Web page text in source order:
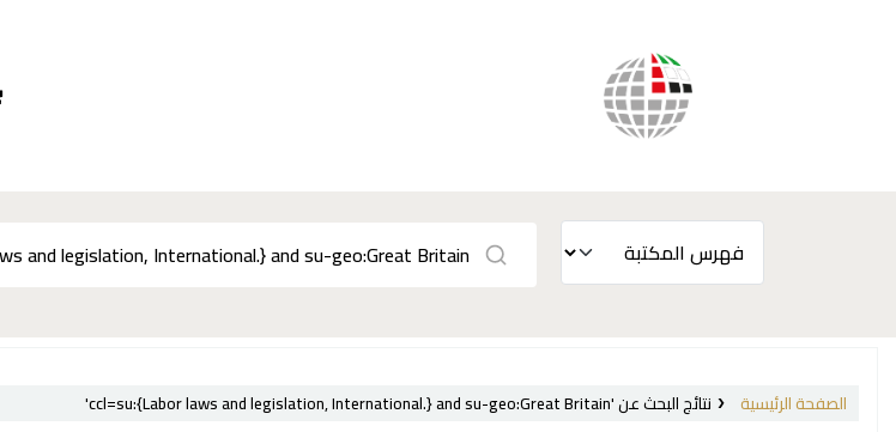
الصفحة الرئيسية نتائج البحث عن 'ccl=su:{Labor laws and legislation, International.} and su-geo:Great Britain'